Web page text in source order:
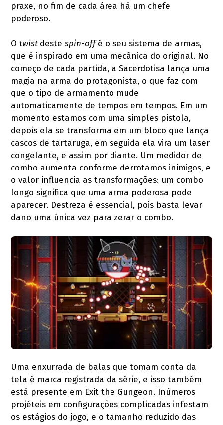
praxe, no fim de cada área há um chefe
poderoso.
Otwist destespin-offé o seu sistema de armas,
que é inspirado em uma mecânica do original. No
começo de cada partida, a Sacerdotisa lança uma
magia na arma do protagonista, o que faz com
que o tipo de armamento mude
automaticamente de tempos em tempos. Em um
momento estamos com uma simples pistola,
depois ela se transforma em um bloco que lança
cascos de tartaruga, em seguida ela vira um laser
congelante, e assim por diante. Um medidor de
combo aumenta conforme derrotamos inimigos, e
o valor influencia as transformações: um combo
longo significa que uma arma poderosa pode
aparecer. Destreza é essencial, pois basta levar
dano uma única vez para zerar o combo.
Uma enxurrada de balas que tomam conta da
tela é marca registrada da série, e isso também
está presente em Exit the Gungeon. Inúmeros
projéteis em configurações complicadas infestam
os estágios do jogo, e o tamanho reduzido das